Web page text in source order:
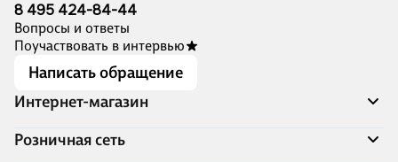
8 495 424-84-44
Вопросы и ответы
Поучаствовать в интервью
Написать обращение
Интернет-магазин
Акции
Розничная сеть